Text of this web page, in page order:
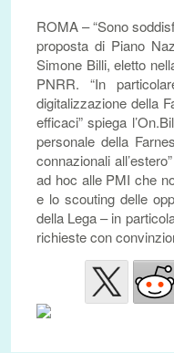
ROMA – “Sono
proposta di Piano
Simone Billi, eletto
PNRR. “In
digitalizzazione della
efficaci” spiega
personale della
connazionali
ad hoc alle PMI che
e lo scouting delle
della Lega – in
richieste con